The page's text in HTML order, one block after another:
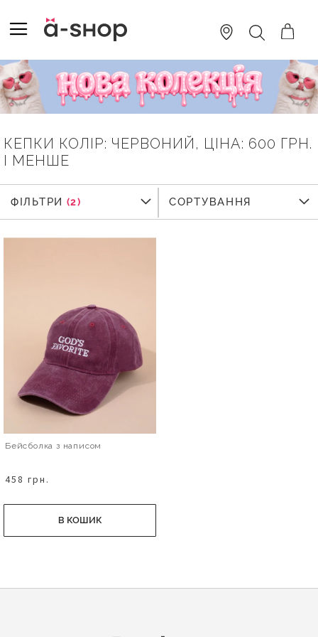
TO
CONTENT
ПОШУК
КЕПКИ КОЛІР: ЧЕРВОНИЙ, ЦІНА: 600 ГРН.
І МЕНШЕ
Бейсболка з написом
458 грн.
В КОШИК
ФІЛЬТРИ
ФІЛЬТРИ СОРТУВАННЯ